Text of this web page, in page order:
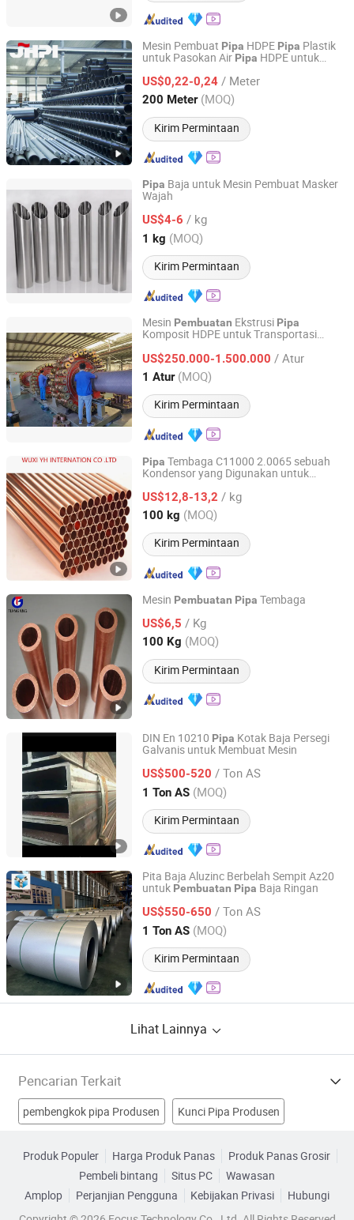
Mesin Pembuat Pipa HDPE Pipa Plastik
untuk Pasokan Air Pipa HDPE untuk
Aliran
US$0,22-0,24 / Meter
200 Meter (MOQ)
Kirim Permintaan
Shijiazhuang Shengshichang Trading Co., Ltd.
Hebei, China Harga mulai 2024
Pipa Baja untuk Mesin Pembuat Masker
Wajah
US$4-6 / kg
1 kg (MOQ)
Kirim Permintaan
Wuxi Taixie Metal Material Co., Ltd.
Jiangsu, China Harga mulai 2016
Mesin Pembuatan Ekstrusi Pipa
Komposit HDPE untuk Transportasi
US$250.000-1.500.000 / Atur
1 Atur (MOQ)
Kirim Permintaan
Anhui Dongcai Machinery Technology Co., Ltd.
Anhui, China Harga mulai 2025
Pipa Tembaga C11000 2.0065 sebuah
Kondensor yang Digunakan untuk
US$12,8-13,2 / kg
100 kg (MOQ)
Kirim Permintaan
Wuxi Yh Internation Co., Ltd.
Jiangsu, China Harga mulai 2025
Mesin Pembuatan Pipa Tembaga
US$6,5 / Kg
100 Kg (MOQ)
Kirim Permintaan
Tianjin Tiangang Weiye Steel Tube Co., Ltd.
Tianjin, China Harga mulai 2010
DIN En 10210 Pipa Kotak Baja Persegi
Galvanis untuk Membuat Mesin
US$500-520 / Ton AS
1 Ton AS (MOQ)
Kirim Permintaan
Zhejiang Zhong Ding Iron and Steel Co., Ltd.
Zhejiang, China Harga mulai 2022
Pita Baja Aluzinc Berbelah Sempit Az20
untuk Pembuatan Pipa Baja Ringan
US$550-650 / Ton AS
1 Ton AS (MOQ)
Kirim Permintaan
Tangshan Yanfang Trade Co., Ltd
Hebei, China Harga mulai 2026
Lihat Lainnya
Pencarian Terkait
pembengkok pipa Produsen Kunci Pipa Produsen
mesin pembuatan pipa Produsen
Produk Populer Harga Produk Panas
Produk Panas Grosir
Pembeli bintang
Situs PC
Wawasan
Amplop
Perjanjian Pengguna Kebijakan Privasi
Hubungi